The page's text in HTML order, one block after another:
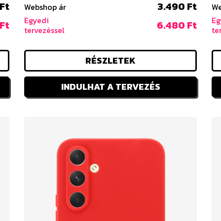
Webshop ár 3.490 Ft
Egyedi
tervezéssel
6.480 Ft
RÉSZLETEK
INDULHAT A TERVEZÉS